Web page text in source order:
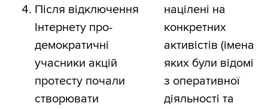
Після відключення
Інтернету про-
демократичні
учасники акцій
протесту почали
створювати
націлені на
конкретних
активістів (імена
яких були відомі
з оперативної
діяльності та